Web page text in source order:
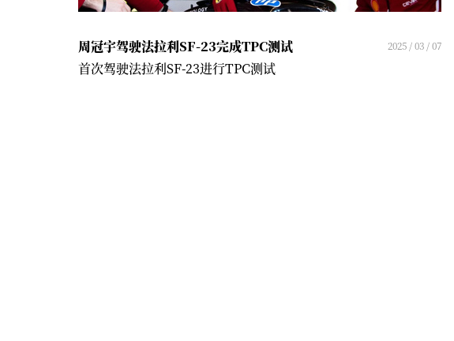
周冠宇驾驶法拉利SF-23完成TPC测试 2025 / 03 / 07
首次驾驶法拉利SF-23进行TPC测试